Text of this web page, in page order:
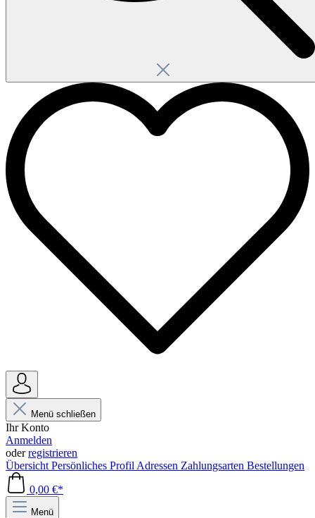
Menü schließen
Ihr Konto
Anmelden
oderregistrieren
Übersicht Persönliches Profil Adressen Zahlungsarten Bestellungen
0,00 €*
Menü